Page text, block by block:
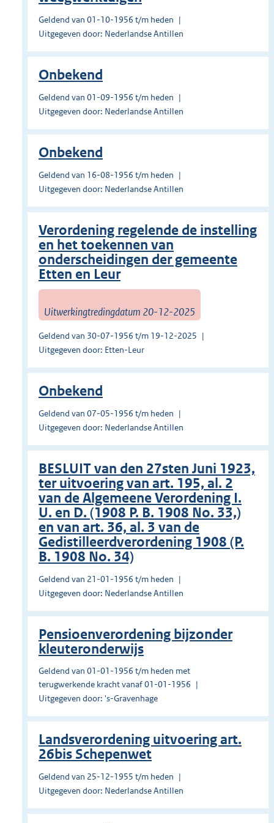
Geldend van 01-10-1956 t/m heden
Uitgegeven door: Nederlandse Antillen
Onbekend
Geldend van 01-09-1956 t/m heden
Uitgegeven door: Nederlandse Antillen
Onbekend
Geldend van 16-08-1956 t/m heden
Uitgegeven door: Nederlandse Antillen
Verordening regelende de instelling
en het toekennen van
onderscheidingen der gemeente
Etten en Leur
Uitwerkingtredingdatum 20-12-2025
Geldend van 30-07-1956 t/m 19-12-2025
Uitgegeven door: Etten-Leur
Onbekend
Geldend van 07-05-1956 t/m heden
Uitgegeven door: Nederlandse Antillen
BESLUIT van den 27sten Juni 1923,
ter uitvoering van art. 195, al. 2
van de Algemeene Verordening I.
U. en D. (1908 P. B. 1908 No. 33,)
en van art. 36, al. 3 van de
Gedistilleerdverordening 1908 (P.
B. 1908 No. 34)
Geldend van 21-01-1956 t/m heden
Uitgegeven door: Nederlandse Antillen
Pensioenverordening bijzonder
kleuteronderwijs
Geldend van 01-01-1956 t/m heden met
terugwerkende kracht vanaf 01-01-1956
Uitgegeven door: 's-Gravenhage
Landsverordening uitvoering art.
26bis Schepenwet
Geldend van 25-12-1955 t/m heden
Uitgegeven door: Nederlandse Antillen